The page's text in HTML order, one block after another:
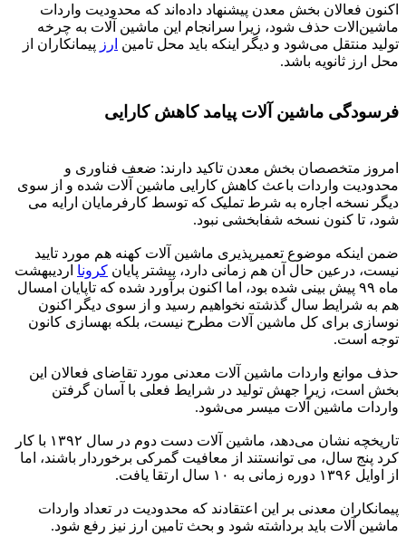
اکنون فعالان بخش معدن پیشنهاد داده‌اند که محدودیت واردات
ماشین‌الات حذف شود، زیرا سرانجام این ماشین آلات به چرخه
تولید منتقل می‌شود و دیگر اینکه باید محل تامین ارز پیمانکاران از
محل ارز ثانویه باشد.
فرسودگی ماشین آلات پیامد کاهش کارایی
امروز متخصصان بخش معدن تاکید دارند: ضعف فناوری و
محدودیت واردات باعث کاهش کارایی ماشین آلات شده و از سوی
دیگر نسخه اجاره به شرط تملیک که توسط کارفرمایان ارایه می
شود، تا کنون نسخه شفابخشی نبود.
ضمن اینکه موضوع تعمیرپذیری ماشین آلات کهنه هم مورد تایید
نیست، درعین حال آن هم زمانی دارد، پیشتر پایان کرونا اردیبهشت
ماه ۹۹ پیش بینی شده بود، اما اکنون برآورد شده که تاپایان امسال
هم به شرایط سال گذشته نخواهیم رسید و از سوی دیگر اکنون
نوسازی برای کل ماشین آلات مطرح نیست، بلکه بهسازی کانون
توجه است.
حذف موانع واردات ماشین آلات معدنی مورد تقاضای فعالان این
بخش است، زیرا جهش تولید در شرایط فعلی با آسان گرفتن
واردات ماشین آلات میسر می‌شود.
تاریخچه نشان می‌دهد، ماشین آلات دست دوم در سال ۱۳۹۲ با کار
کرد پنج سال، می توانستند از معافیت گمرکی برخوردار باشند، اما
از اوایل ۱۳۹۶ دوره زمانی به ۱۰ سال ارتقا یافت.
پیمانکاران معدنی بر این اعتقادند که محدودیت در تعداد واردات
ماشین آلات باید برداشته شود و بحث تامین ارز نیز رفع شود.